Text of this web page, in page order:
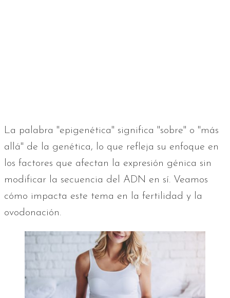
La palabra "epigenética" significa "sobre" o "más
allá" de la genética, lo que refleja su enfoque en
los factores que afectan la expresión génica sin
modificar la secuencia del ADN en sí. Veamos
cómo impacta este tema en la fertilidad y la
ovodonación.